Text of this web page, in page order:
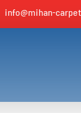
info@mihan-